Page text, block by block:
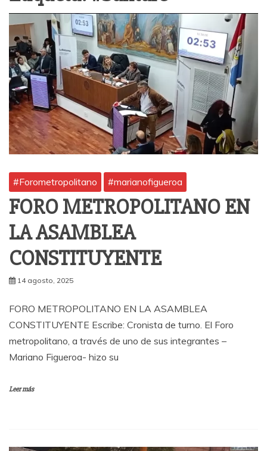
#Forometropolitano #marianofigueroa
FORO METROPOLITANO EN
LA ASAMBLEA
CONSTITUYENTE
14 agosto, 2025
FORO METROPOLITANO EN LA ASAMBLEA
CONSTITUYENTE Escribe: Cronista de turno. El Foro
metropolitano, a través de uno de sus integrantes –
Mariano Figueroa- hizo su
Leer más